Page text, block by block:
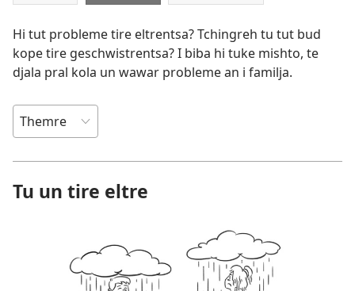
Hi tut probleme tire eltrentsa? Tchingreh tu tut bud
kope tire geschwistrentsa? I biba hi tuke mishto, te
djala pral kola un wawar probleme an i familja.
Tu un tire eltre